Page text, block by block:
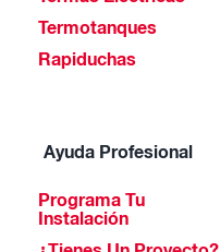
Termotanques
Rapiduchas
Ayuda Profesional
Programa Tu
Instalación